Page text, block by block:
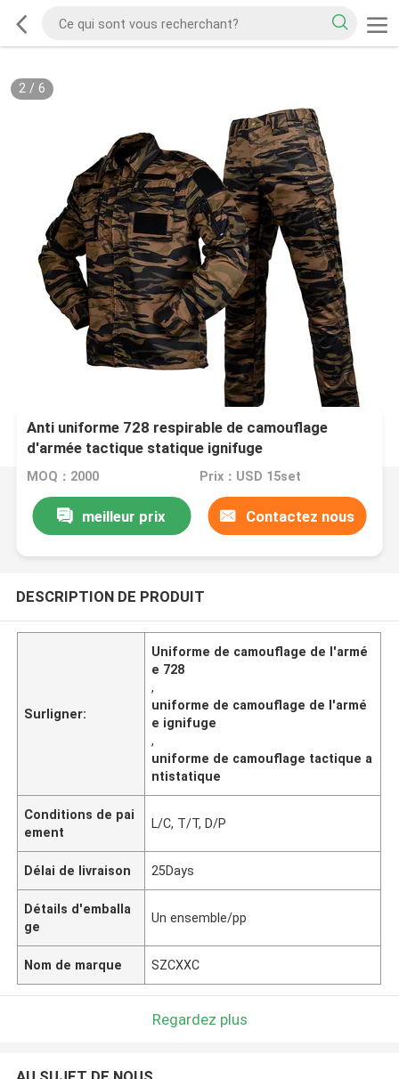
2/ 6
Anti uniforme 728 respirable de camouflage
d'armée tactique statique ignifuge
MOQ：2000 Prix：USD 15set
meilleur prix Contactez nous
DESCRIPTION DE PRODUIT
Surligner:
Uniforme de camouflage de l'armé
e 728
,
uniforme de camouflage de l'armé
e ignifuge
,
uniforme de camouflage tactique a
ntistatique
Conditions de pai
ement
L/C, T/T, D/P
Délai de livraison 25Days
Détails d'emballa
ge
Un ensemble/pp
Nom de marque SZCXXC
Regardez plus